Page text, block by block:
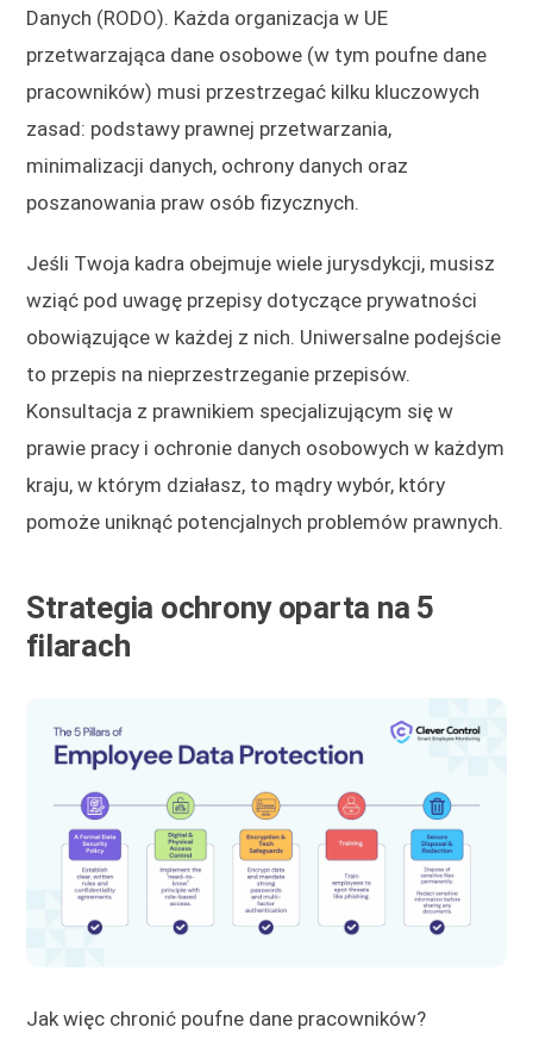
Danych (RODO). Każda organizacja w UE
przetwarzająca dane osobowe (w tym poufne dane
pracowników) musi przestrzegać kilku kluczowych
zasad: podstawy prawnej przetwarzania,
minimalizacji danych, ochrony danych oraz
poszanowania praw osób fizycznych.
Jeśli Twoja kadra obejmuje wiele jurysdykcji, musisz
wziąć pod uwagę przepisy dotyczące prywatności
obowiązujące w każdej z nich. Uniwersalne podejście
to przepis na nieprzestrzeganie przepisów.
Konsultacja z prawnikiem specjalizującym się w
prawie pracy i ochronie danych osobowych w każdym
kraju, w którym działasz, to mądry wybór, który
pomoże uniknąć potencjalnych problemów prawnych.
Strategia ochrony oparta na 5
filarach
Jak więc chronić poufne dane pracowników?